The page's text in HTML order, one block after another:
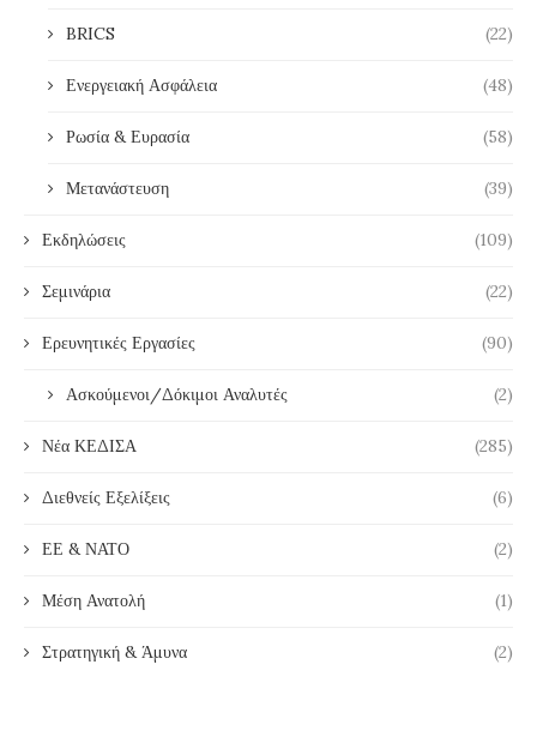
BRICS (22)
Ενεργειακή Ασφάλεια (48)
Ρωσία & Ευρασία (58)
Μετανάστευση (39)
Εκδηλώσεις (109)
Σεμινάρια (22)
Ερευνητικές Εργασίες (90)
Ασκούμενοι/Δόκιμοι Αναλυτές (2)
Νέα ΚΕΔΙΣΑ (285)
Διεθνείς Εξελίξεις (6)
ΕΕ & ΝΑΤΟ (2)
Μέση Ανατολή (1)
Στρατηγική & Άμυνα (2)